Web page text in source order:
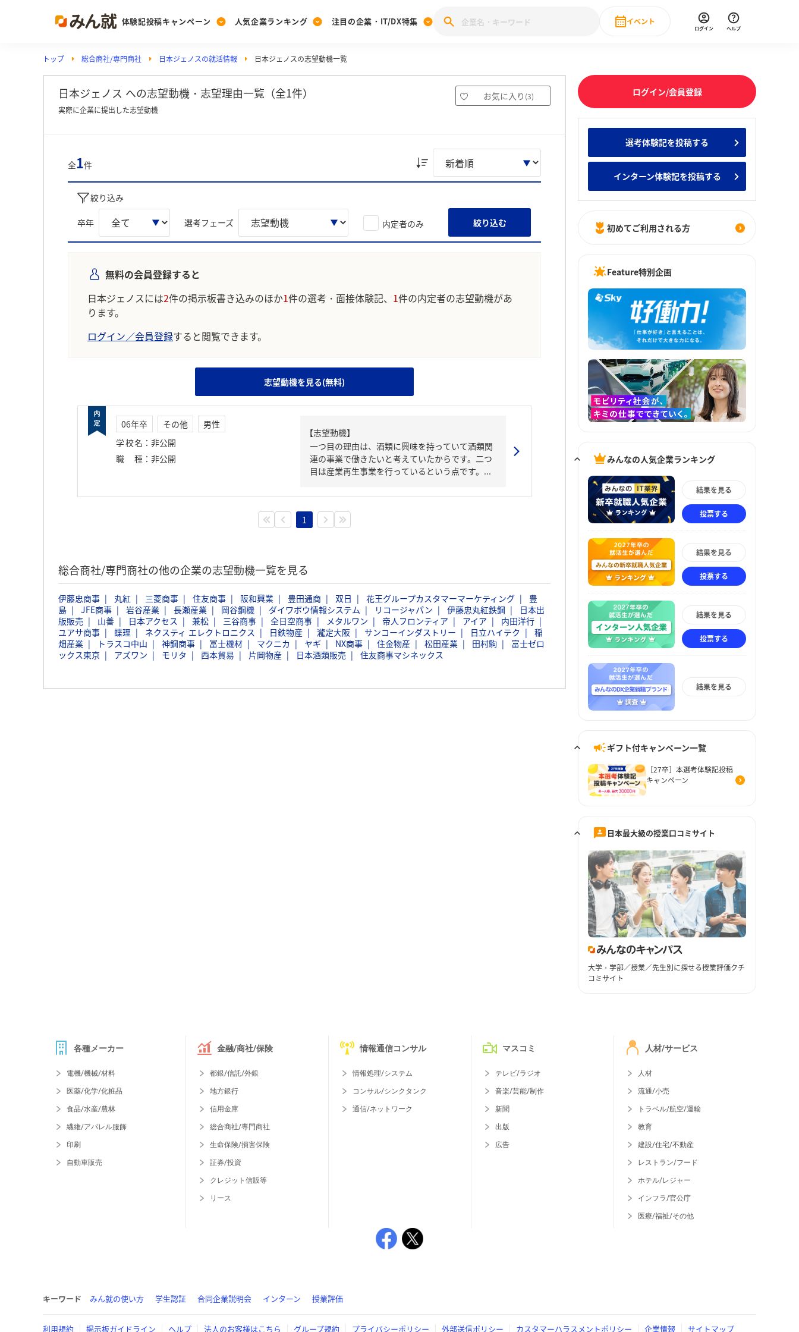
体験記投稿キャンペーン
Post
投稿する
[27卒] 本選考体験記投稿キャンペーン
人気企業ランキング
Ranking
ランキングを見る
Vote みんなの新卒就職人気企業ランキング みんなのインターン人気企業ランキ
注目の企業・IT/DX特集
PickUp
注目の企業特集
28卒 IT・DX現場社員インタビュー
イベント
直近のイベント一覧
ログイン ヘルプ
トップ 総合商社/専門商社 日本ジェノスの就活情報 日本ジェノスの志望動機一覧
日本ジェノス への志望動機・志望理由一覧（全1件） お気に入り (3)
実際に企業に提出した志望動機
全1件
絞り込み
卒年 選考フェーズ 内定者のみ 絞り込む
無料の会員登録すると
日本ジェノスには2件の掲示板書き込みのほか1件の選考・面接体験記、 1件の内定者の志望動機があ
ります。
ログイン／会員登録すると閲覧できます。
志望動機を見る(無料)
06年卒 その他
男性
学校名 ： 非公開
職種 ： 非公開
【志望動機】
一つ目の理由は、酒類に興味を持っていて酒類関
連の事業で働きたいと考えていたからです。二つ
目は産業再生事業を行っているという点です。...
1
総合商社/専門商社の他の企業の志望動機一覧を見る
伊藤忠商事 丸紅 三菱商事 住友商事 阪和興業 豊田通商 双日 花王グループカスタマーマーケティング
豊
島
JFE商事 岩谷産業 長瀬産業 岡谷鋼機 ダイワボウ情報システム リコージャパン 伊藤忠丸紅鉄鋼
日本出
版販売
山善 日本アクセス 兼松 三谷商事 全日空商事 メタルワン 帝人フロンティア アイア
内田洋行
ユアサ商事
蝶理 ネクスティ エレクトロニクス 日鉄物産 瀧定大阪 サンコーインダストリー 日立ハイテク
稲
畑産業
トラスコ中山 神鋼商事 冨士機材 マクニカ ヤギ NX商事 住金物産 松田産業 田村駒
富士ゼロ
ックス東京
アズワン モリタ 西本貿易 片岡物産 日本酒類販売 住友商事マシネックス
ログイン/会員登録
選考体験記を投稿する
インターン体験記を投稿する
初めてご利用される方
Feature特別企画
みんなの人気企業ランキング
結果を見る
投票する
結果を見る
投票する
結果を見る
投票する
結果を見る
ギフト付キャンペーン一覧
［27卒］本選考体験記投稿
キャンペーン
日本最大級の授業口コミサイト
大学・学部／授業／先生別に探せる授業評価クチ
コミサイト
各種メーカー
電機/機械/材料
医薬/化学/化粧品
食品/水産/農林
繊維/アパレル服飾
印刷
自動車販売
金融/商社/保険
都銀/信託/外銀
地方銀行
信用金庫
総合商社/専門商社
生命保険/損害保険
証券/投資
クレジット信販等
リース
情報通信コンサル
情報処理/システム
コンサル/シンクタンク
通信/ネットワーク
マスコミ
テレビ/ラジオ
音楽/芸能/制作
新聞
出版
広告
人材/サービス
人材
流通/小売
トラベル/航空/運輸
教育
建設/住宅/不動産
レストラン/フード
ホテル/レジャー
インフラ/官公庁
医療/福祉/その他
キーワード みん就の使い方 学生認証 合同企業説明会 インターン 授業評価
利用規約 掲示板ガイドライン ヘルプ 法人のお客様はこちら グループ規約 プライバシーポリシー 外部送信ポリシー カスタマーハラスメントポリシー 企業情報 サイトマップ